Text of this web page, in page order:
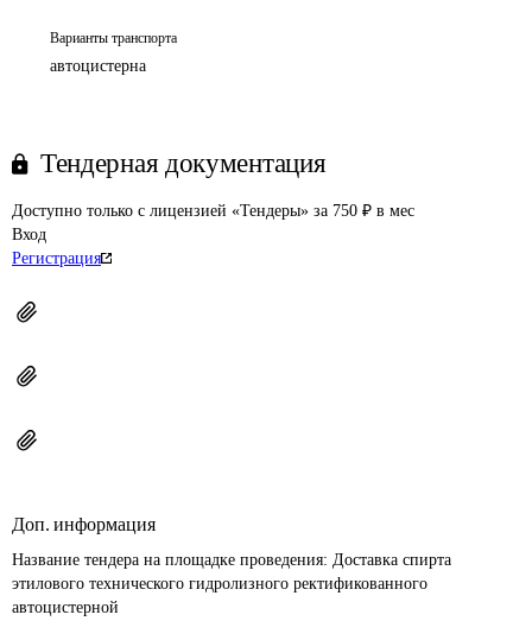
Варианты транспорта
автоцистерна
Тендерная документация
Доступно только с лицензией «Тендеры» за 750 ₽ в мес
Вход
Регистрация
Доп. информация
Название тендера на площадке проведения: Доставка спирта
этилового технического гидролизного ректификованного
автоцистерной